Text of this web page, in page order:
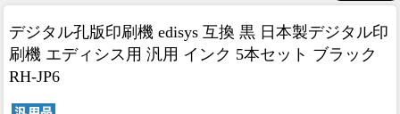
デジタル孔版印刷機 edisys 互換 黒 日本製デジタル印
刷機 エディシス用 汎用 インク 5本セット ブラック
RH-JP6